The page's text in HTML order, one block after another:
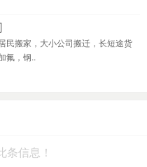
民搬家，大小公司搬迁，长短途货
氟，钢..
条信息！